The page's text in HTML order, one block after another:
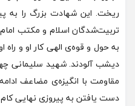
ریخت. این شهادت بزرگ را به
تربیت‌شدگان اسلام و مکتب
به حول و قوه‌ی الهی کار او و
دیشب آلودند. شهید سلیمانی
مقاومت با انگیزه‌ی مضاعف
دست یافتن به پیروزی نهایی کام